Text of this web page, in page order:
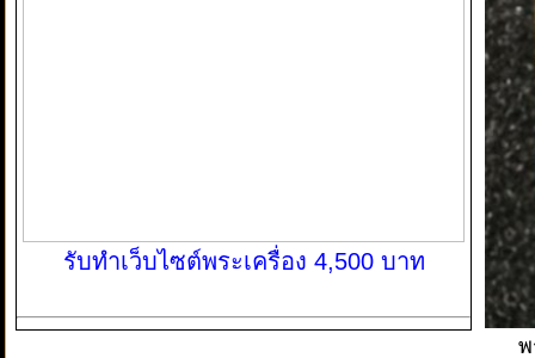
รับทำเว็บไซต์พระเครื่อง 4,500 บาท
พ